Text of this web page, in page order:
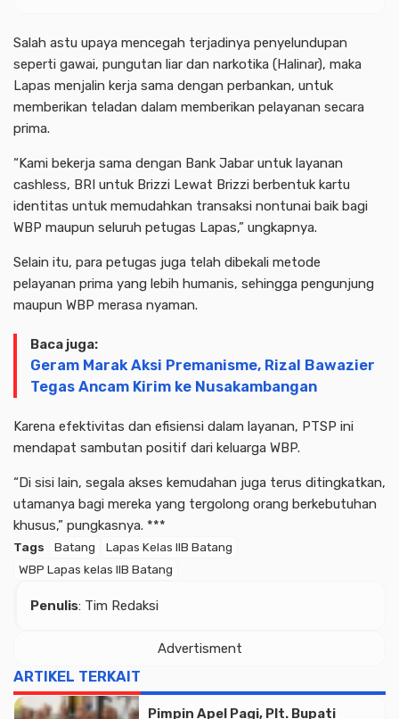
Salah astu upaya mencegah terjadinya penyelundupan
seperti gawai, pungutan liar dan narkotika (Halinar), maka
Lapas menjalin kerja sama dengan perbankan, untuk
memberikan teladan dalam memberikan pelayanan secara
prima.
“Kami bekerja sama dengan Bank Jabar untuk layanan
cashless, BRI untuk Brizzi Lewat Brizzi berbentuk kartu
identitas untuk memudahkan transaksi nontunai baik bagi
WBP maupun seluruh petugas Lapas,” ungkapnya.
Selain itu, para petugas juga telah dibekali metode
pelayanan prima yang lebih humanis, sehingga pengunjung
maupun WBP merasa nyaman.
Baca juga:
Geram Marak Aksi Premanisme, Rizal Bawazier
Tegas Ancam Kirim ke Nusakambangan
Karena efektivitas dan efisiensi dalam layanan, PTSP ini
mendapat sambutan positif dari keluarga WBP.
“Di sisi lain, segala akses kemudahan juga terus ditingkatkan,
utamanya bagi mereka yang tergolong orang berkebutuhan
khusus,” pungkasnya. ***
Tags Batang
Lapas Kelas IIB Batang
WBP Lapas kelas IIB Batang
Penulis: Tim Redaksi
Advertisment
ARTIKEL TERKAIT
Pimpin Apel Pagi, Plt. Bupati